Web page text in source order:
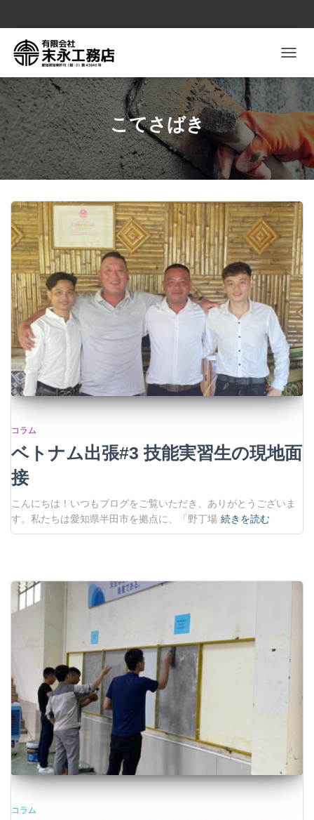
こてさばき
コラム
ベトナム出張#3 技能実習生の現地面
接
こんにちは！いつもブログをご覧いただき、ありがとうございま
す。私たちは愛知県半田市を拠点に、「野丁場 続きを読む
コラム